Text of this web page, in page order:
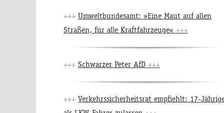
+++ Umweltbundesamt: »Eine Maut auf allen
Straßen, für alle Kraftfahrzeuge« +++
+++ Schwarzer Peter AfD +++
+++ Verkehrssicherheitsrat empfiehlt: 17-